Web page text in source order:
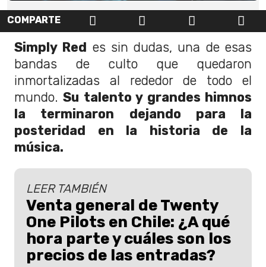
COMPARTE
Simply Red es sin dudas, una de esas
bandas de culto que quedaron
inmortalizadas al rededor de todo el
mundo.Su talento y grandes himnos
la terminaron dejando para la
posteridad en la historia de la
música.
LEER TAMBIÉN
Venta general de Twenty
One Pilots en Chile: ¿A qué
hora parte y cuáles son los
precios de las entradas?